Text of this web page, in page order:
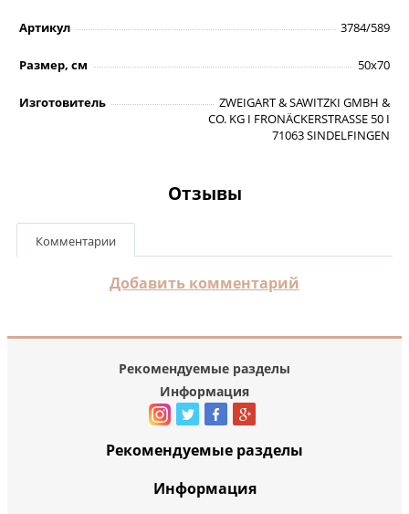
Артикул 3784/589
Размер, см 50х70
Изготовитель
ZWEIGART & SAWITZKI GMBH &
CO. KG I FRONÄCKERSTRASSE 50 I
71063 SINDELFINGEN
Отзывы
Комментарии
Добавить комментарий
Рекомендуемые разделы
Информация
Рекомендуемые разделы
Информация